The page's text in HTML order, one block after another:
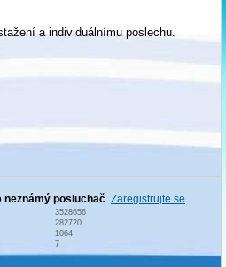
a individuálnímu poslechu.
neznámý posluchač. Zaregistrujte se
3528656
282720
1064
7